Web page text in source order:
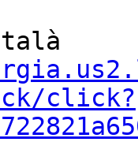
click?